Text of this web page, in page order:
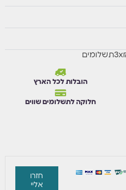
x
3תשלומים
הובלות לכל הארץ
חלוקה לתשלומים שווים
חזרו
אליי